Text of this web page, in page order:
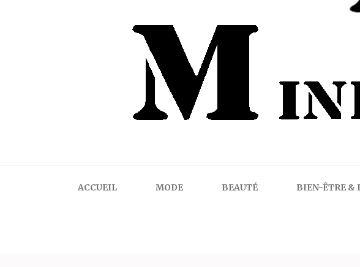
ACCUEIL MODE BEAUTÉ BIEN-ÊTRE &